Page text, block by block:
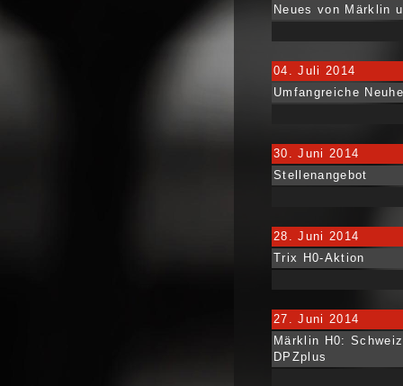
Neues von Märklin
04. Juli 2014
Umfangreiche
30. Juni 2014
Stellenangebot
28. Juni 2014
Trix H0-Aktion
27. Juni 2014
Märklin H0:
DPZplus